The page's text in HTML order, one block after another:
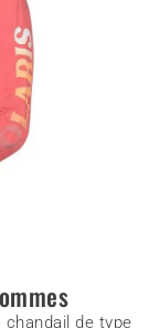
chandail de type